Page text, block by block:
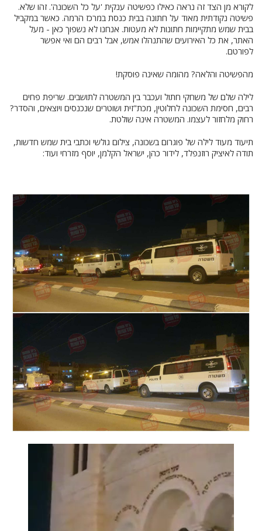
לקורא מן הצד זה נראה כאילו כפשיטה ענקית 'על כל השכונה'. זהו שלא.
פשיטה נקודתית מאוד על חתונה בבית כנסת במרכז הרמה. כאשר במקביל
בבית שמש מתקיימות חתונות לא מעטות. אנחנו לא נשפוך כאן - מעל
האתר, את כל האירועים שהתנהלו אמש, אבל רבים הם ואי אפשר
לפורטם.
מהפשיטה והלאה? מהומה שאינה פוסקת!
לילה שלם של משחקי חתול ועכבר בין המשטרה לתושבים. שריפת פחים
רבים, חסימת השכונה לחלוטין, מכת"זית ושוטרים שנכנסים ויוצאים, והסדר?
רחוק מלחזור לעצמו. המשטרה אינה שולטת.
תיעוד מעוד לילה של פוגרום בשכונה, צילום גולשי וכתבי בית שמש חדשות,
תודה לאיציק רוזנפלד, לידור כהן, ישראל הקלמן, יוסף מזרחי ועוד: